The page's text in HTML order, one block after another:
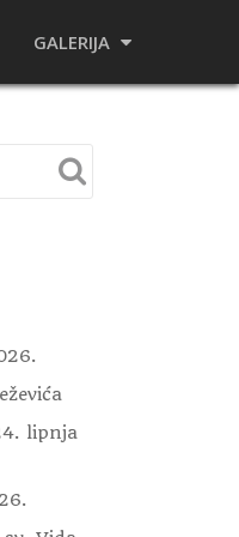
GALERIJA
lipnja